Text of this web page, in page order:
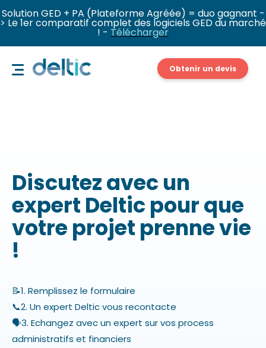
Solution GED + PA (Plateforme Agréée) = duo gagnant -
> Le 1er comparatif complet des logiciels GED du marché
! - Télécharger
Obtenir un devis
Discutez avec un
expert Deltic pour que
votre projet prenne vie
!
📝1. Remplissez le formulaire
📞2. Un expert Deltic vous recontacte
🗣️3. Echangez avec un expert sur vos process
administratifs et financiers